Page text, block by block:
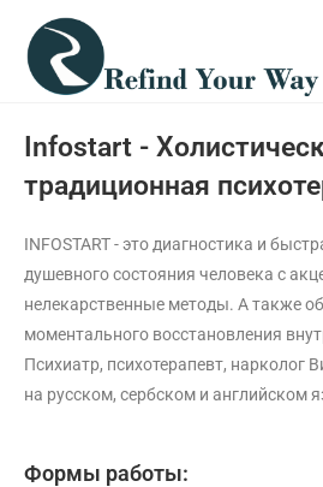
Infostart -
традиционная
INFOSTART - это диагностика и
душевного состояния человека с
нелекарственные методы. А также
моментального восстановления
Психиатр, психотерапевт, нарколог
на русском, сербском и английском
Формы работы: